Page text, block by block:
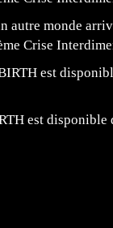
autre monde
Crise
est